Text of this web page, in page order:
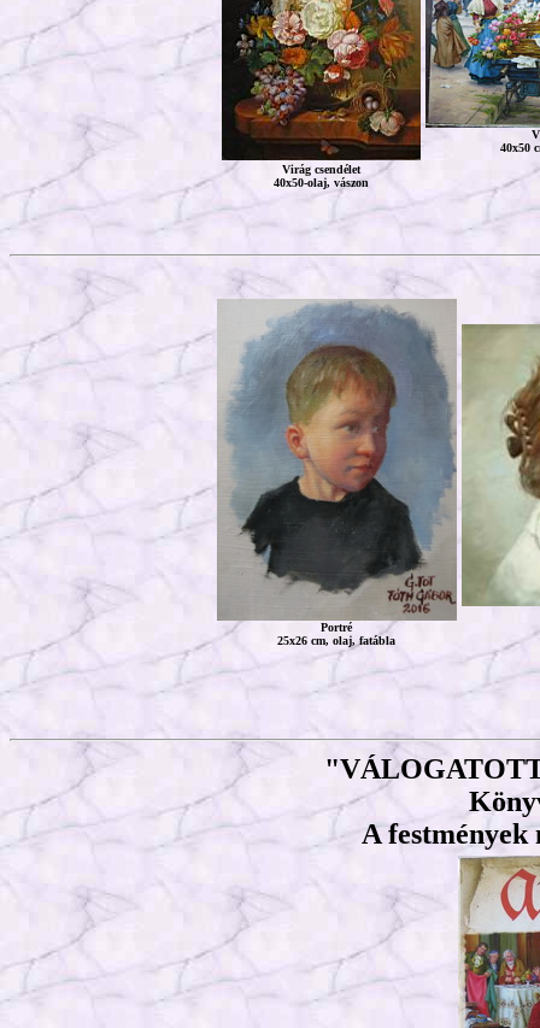
Virág csendélet
40x50-olaj, vászon
40x50
Portré
25x26 cm, olaj, fatábla
A festmények